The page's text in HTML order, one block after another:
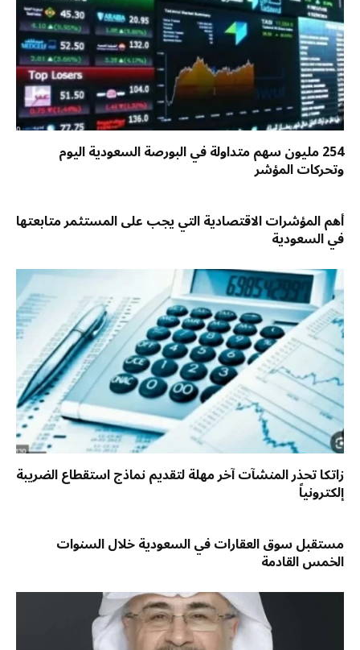
254 مليون سهم متداولة في البورصة السعودية اليوم
وتحركات المؤشر
أهم المؤشرات الاقتصادية التي يجب على المستثمر متابعتها
في السعودية
زاتكا تحذر المنشآت آخر مهلة لتقديم نماذج استقطاع الضريبة
إلكترونياً
مستقبل سوق العقارات في السعودية خلال السنوات
الخمس القادمة